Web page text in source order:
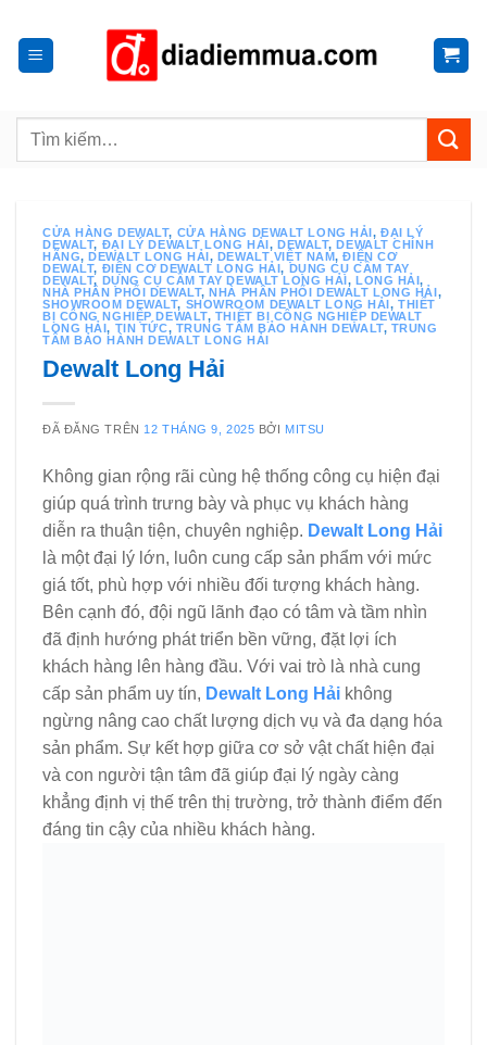
đến
nội
Tìm
CỬA HÀNG DEWALT, CỬA HÀNG DEWALT LONG HẢI,ĐẠI LÝ
DEWALT, ĐẠI LÝ DEWALT LONG HẢI, DEWALT,DEWALT CHÍNH
HÃNG,DEWALT LONG HẢI, DEWALT VIỆT NAM,ĐIỆN CƠ
DEWALT, ĐIỆN CƠ DEWALT LONG HẢI, DỤNG CỤ CẦM TAY
DEWALT, DỤNG CỤ CẦM TAY DEWALT LONG HẢI, LONG HẢI,
NHÀ PHÂN PHỐI DEWALT,NHÀ PHÂN PHỐI DEWALT LONG HẢI,
SHOWROOM DEWALT, SHOWROOM DEWALT LONG HẢI,THIẾT
BỊ CÔNG NGHIỆP DEWALT, THIẾT BỊ CÔNG NGHIỆP DEWALT
LONG HẢI, TIN TỨC, TRUNG TÂM BẢO HÀNH DEWALT, TRUNG
TÂM BẢO HÀNH DEWALT LONG HẢI
Dewalt Long Hải
ĐÃ ĐĂNG TRÊN 12 THÁNG 9, 2025 BỞI MITSU
Không gian rộng rãi cùng hệ thống công cụ hiện đại
giúp quá trình trưng bày và phục vụ khách hàng
diễn ra thuận tiện, chuyên nghiệp. Dewalt Long Hải
là một đại lý lớn, luôn cung cấp sản phẩm với mức
giá tốt, phù hợp với nhiều đối tượng khách hàng.
Bên cạnh đó, đội ngũ lãnh đạo có tâm và tầm nhìn
đã định hướng phát triển bền vững, đặt lợi ích
khách hàng lên hàng đầu. Với vai trò là nhà cung
cấp sản phẩm uy tín, Dewalt Long Hải không
ngừng nâng cao chất lượng dịch vụ và đa dạng hóa
sản phẩm. Sự kết hợp giữa cơ sở vật chất hiện đại
và con người tận tâm đã giúp đại lý ngày càng
khẳng định vị thế trên thị trường, trở thành điểm đến
đáng tin cậy của nhiều khách hàng.